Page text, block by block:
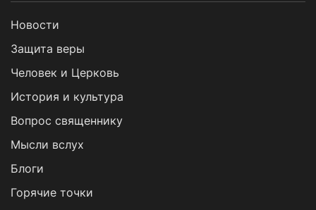
Новости
Защита веры
Человек и Церковь
История и культура
Вопрос священнику
Мысли вслух
Блоги
Горячие точки